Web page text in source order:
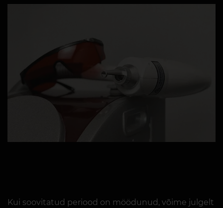
Kui soovitatud periood on möödunud, võime julgelt